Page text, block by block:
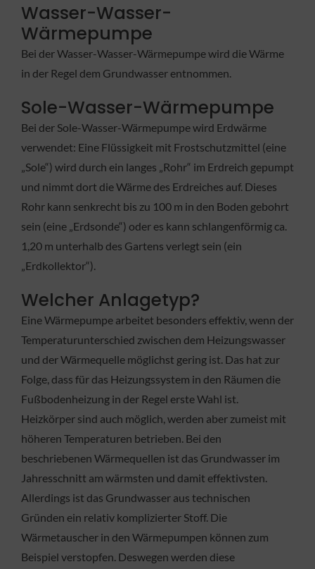
Wasser-Wasser-
Wärmepumpe
Bei der Wasser-Wasser-Wärmepumpe wird die Wärme
in der Regel dem Grundwasser entnommen.
Sole-Wasser-Wärmepumpe
Bei der Sole-Wasser-Wärmepumpe wird Erdwärme
verwendet: Eine Flüssigkeit mit Frostschutzmittel (eine
„Sole“) wird durch ein langes „Rohr“ im Erdreich gepumpt
und nimmt dort die Wärme des Erdreiches auf. Dieses
Rohr kann senkrecht bis zu 100 m in den Boden gebohrt
sein (eine „Erdsonde“) oder es kann schlangenförmig ca.
1,20 m unterhalb des Gartens verlegt sein (ein
„Erdkollektor“).
Welcher Anlagetyp?
Eine Wärmepumpe arbeitet besonders effektiv, wenn der
Temperaturunterschied zwischen dem Heizungswasser
und der Wärmequelle möglichst gering ist. Das hat zur
Folge, dass für das Heizungssystem in den Räumen die
Fußbodenheizung in der Regel erste Wahl ist.
Heizkörper sind auch möglich, werden aber zumeist mit
höheren Temperaturen betrieben. Bei den
beschriebenen Wärmequellen ist das Grundwasser im
Jahresschnitt am wärmsten und damit effektivsten.
Allerdings ist das Grundwasser aus technischen
Gründen ein relativ komplizierter Stoff. Die
Wärmetauscher in den Wärmepumpen können zum
Beispiel verstopfen. Deswegen werden diese